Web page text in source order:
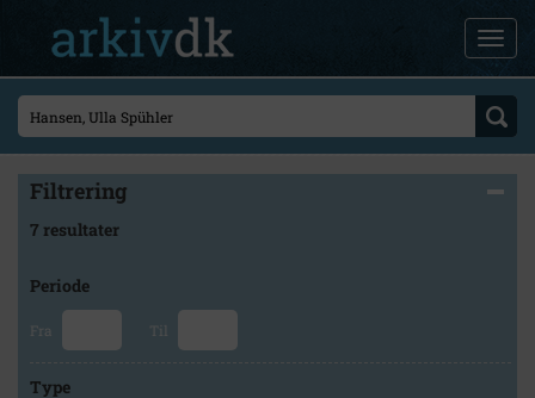
Filtrering
7 resultater
Periode
Fra Til
Type